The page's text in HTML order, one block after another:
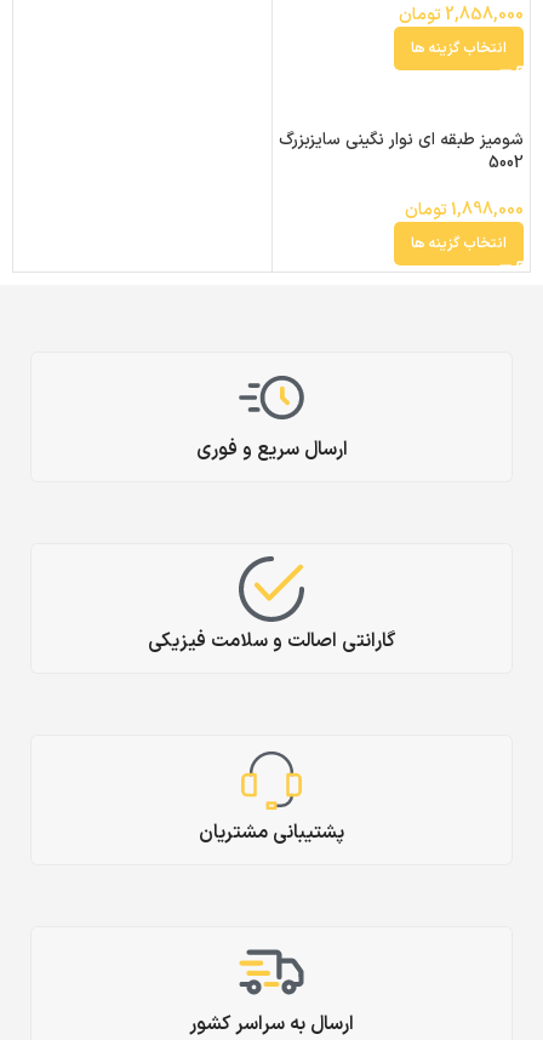
2,858,000تومان
انتخاب گزینه ها
شومیز طبقه ای نوار نگینی سایزبزرگ
5002
1,898,000تومان
انتخاب گزینه ها
ارسال سریع و فوری
گارانتی اصالت و سلامت فیزیکی
پشتیبانی مشتریان
ارسال به سراسر کشور